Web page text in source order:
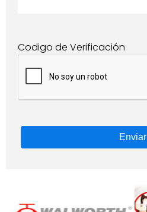
Codigo de Verificación
Enviar